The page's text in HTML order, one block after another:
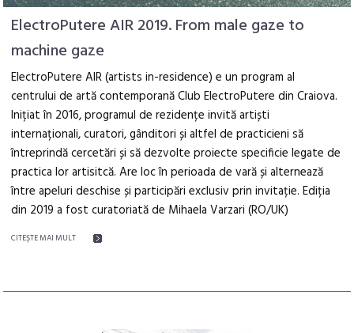
ElectroPutere AIR 2019. From male gaze to
machine gaze
ElectroPutere AIR (artists in-residence) e un program al
centrului de artă contemporană Club ElectroPutere din Craiova.
Inițiat în 2016, programul de rezidențe invită artiști
internaționali, curatori, gânditori și altfel de practicieni să
întreprindă cercetări și să dezvolte proiecte specificie legate de
practica lor artisitcă. Are loc în perioada de vară și alternează
între apeluri deschise și participări exclusiv prin invitație. Ediția
din 2019 a fost curatoriată de Mihaela Varzari (RO/UK)
CITEŞTE MAI MULT